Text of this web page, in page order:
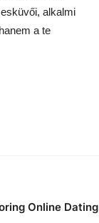
alkalmi
a te
Online Dating